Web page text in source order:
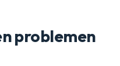
problemen